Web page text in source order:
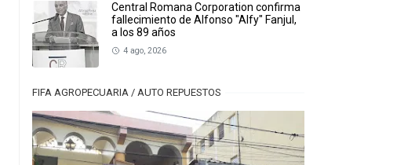
Central Romana Corporation confirma
fallecimiento de Alfonso "Alfy" Fanjul,
a los 89 años
4 ago, 2026
FIFA AGROPECUARIA / AUTO REPUESTOS